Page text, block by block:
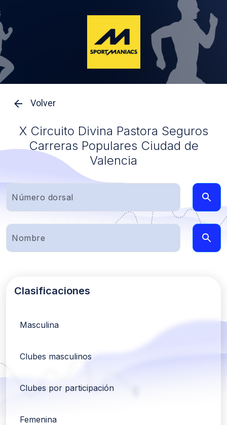
Volver
X Circuito Divina Pastora Seguros
Carreras Populares Ciudad de
Valencia
Clasificaciones
Masculina
Clubes masculinos
Clubes por participación
Femenina